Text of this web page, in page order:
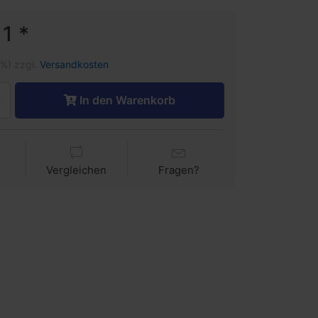
*
Versandkosten
In den Warenkorb
Vergleichen Fragen?